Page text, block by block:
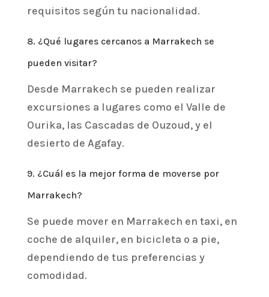
requisitos según tu nacionalidad.
8. ¿Qué lugares cercanos a Marrakech se
pueden visitar?
Desde Marrakech se pueden realizar
excursiones a lugares como el Valle de
Ourika, las Cascadas de Ouzoud, y el
desierto de Agafay.
9. ¿Cuál es la mejor forma de moverse por
Marrakech?
Se puede mover en Marrakech en taxi, en
coche de alquiler, en bicicleta o a pie,
dependiendo de tus preferencias y
comodidad.